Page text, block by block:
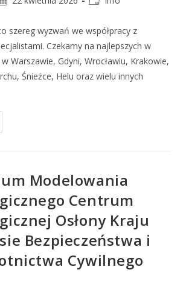
szereg wyzwań we współpracy z
Czekamy na najlepszych w
Warszawie, Gdyni, Wrocławiu, Krakowie,
Śnieżce, Helu oraz wielu innych
Modelowania
Centrum
Osłony Kraju
Bezpieczeństwa i
Cywilnego